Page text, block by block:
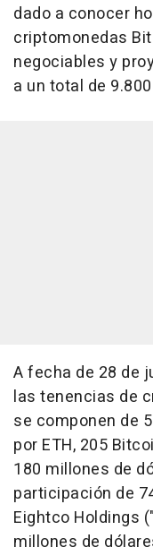
dado a conocer
criptomonedas
negociables y
a un total de
A fecha de 28 de
las tenencias de
se componen de
por ETH, 205
180 millones de
participación de
Eightco Holdings
millones de